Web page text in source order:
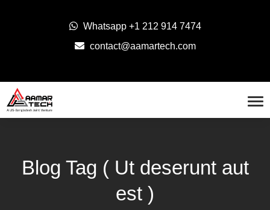
Whatsapp +1 212 914 7474
contact@aamartech.com
Blog Tag ( Ut deserunt aut
est )